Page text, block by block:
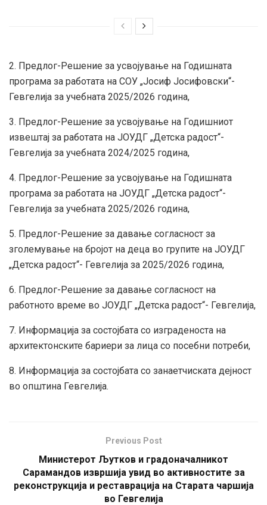
2. Предлог-Решение за усвојување на Годишната
програма за работата на СОУ „Јосиф Јосифовски“-
Гевгелија за учебната 2025/2026 година,
3. Предлог-Решение за усвојување на Годишниот
извештај за работата на ЈОУДГ „Детска радост“-
Гевгелија за учебната 2024/2025 година,
4. Предлог-Решение за усвојување на Годишната
програма за работата на ЈОУДГ „Детска радост“-
Гевгелија за учебната 2025/2026 година,
5. Предлог-Решение за давање согласност за
зголемување на бројот на деца во групите на ЈОУДГ
„Детска радост“- Гевгелија за 2025/2026 година,
6. Предлог-Решение за давање согласност на
работното време во ЈОУДГ „Детска радост“- Гевгелија,
7. Информација за состојбата со изграденоста на
архитектонските бариери за лица со посебни потреби,
8. Информација за состојбата со занаетчиската дејност
во општина Гевгелија.
Previous Post
Министерот Љутков и градоначалникот
Сарамандов извршија увид во активностите за
реконструкција и реставрација на Старата чаршија
во Гевгелија